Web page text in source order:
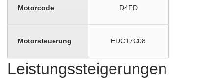
Motorcode D4FD
Motorsteuerung EDC17C08
Leistungssteigerungen